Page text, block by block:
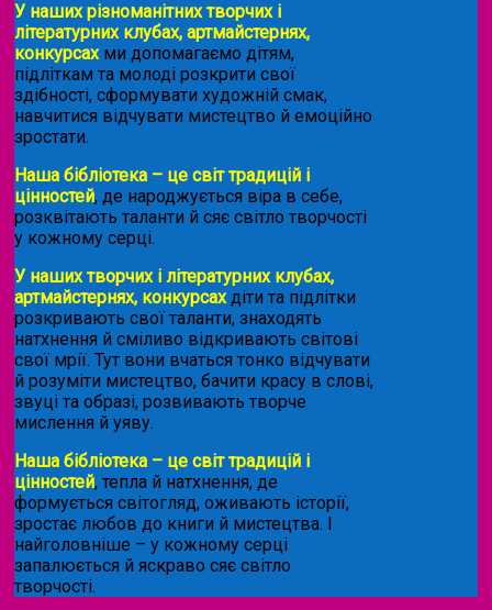
У наших різноманітних творчих і
літературних клубах, артмайстернях,
конкурсахми допомагаємо дітям,
підліткам та молоді розкрити свої
здібності, сформувати художній смак,
навчитися відчувати мистецтво й емоційно
зростати.
Наша бібліотека – це світ традицій і
цінностей, де народжується віра в себе,
розквітають таланти й сяє світло творчості
у кожному серці.
У наших творчих і літературних клубах,
артмайстернях, конкурсахдіти та підлітки
розкривають свої таланти, знаходять
натхнення й сміливо відкривають світові
свої мрії. Тут вони вчаться тонко відчувати
й розуміти мистецтво, бачити красу в слові,
звуці та образі, розвивають творче
мислення й уяву.
Наша бібліотека – це світ традицій і
цінностей, тепла й натхнення, де
формується світогляд, оживають історії,
зростає любов до книги й мистецтва. І
найголовніше – у кожному серці
запалюється й яскраво сяє світло
творчості.